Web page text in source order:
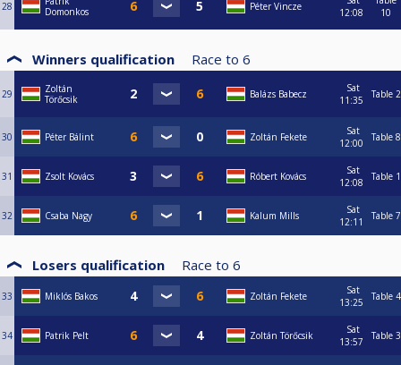
28
Domonkos
Péter Vincze
12:08
10
Winners qualification Race to 6
29
Zoltán
Törőcsik
Balázs Babecz
Sat
11:35
Table 2
30 Péter Bálint Zoltán Fekete
Sat
12:00
Table 8
31 Zsolt Kovács Róbert Kovács
Sat
12:08
Table 1
32 Csaba Nagy Kalum Mills
Sat
12:11
Table 7
Losers qualification Race to 6
33 Miklós Bakos Zoltán Fekete
Sat
13:25
Table 4
34 Patrik Pelt Zoltán Törőcsik
Sat
13:57
Table 3